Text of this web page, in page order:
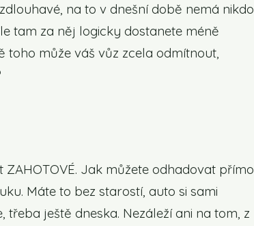
na to v dnešní době nemá nikdo
tam za něj logicky dostanete méně
může váš vůz zcela odmítnout,
ZAHOTOVÉ. Jak můžete odhadovat přímo
Máte to bez starostí, auto si sami
ještě dneska. Nezáleží ani na tom, z